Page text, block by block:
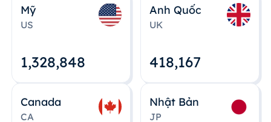
Mỹ
US
1,328,848
Anh Quốc
UK
418,167
Canada
CA
Nhật Bản
JP